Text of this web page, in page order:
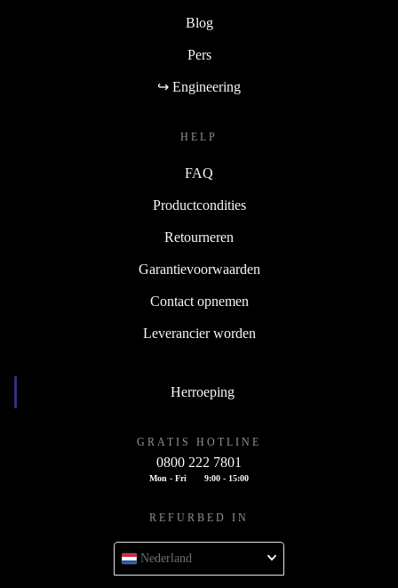
Blog
Pers
↪ Engineering
HELP
FAQ
Productcondities
Retourneren
Garantievoorwaarden
Contact opnemen
Leverancier worden
Herroeping
GRATIS HOTLINE
0800 222 7801
Mon - Fri 9:00 - 15:00
REFURBED IN
Nederland